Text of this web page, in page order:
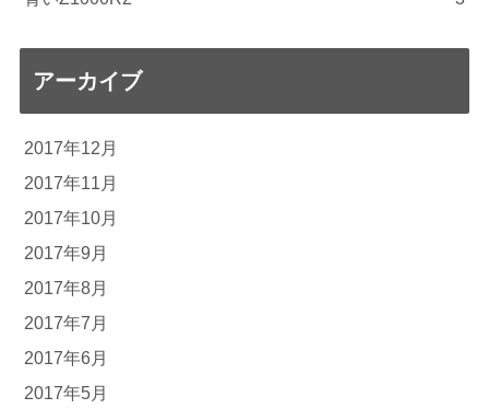
アーカイブ
2017年12月
2017年11月
2017年10月
2017年9月
2017年8月
2017年7月
2017年6月
2017年5月